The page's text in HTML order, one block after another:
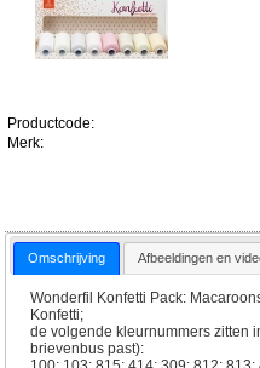
Productcode:
Merk:
Omschrijving Afbeeldingen en
Wonderfil Konfetti Pack:
Konfetti;
de volgende kleurnummers zitten
brievenbus past):